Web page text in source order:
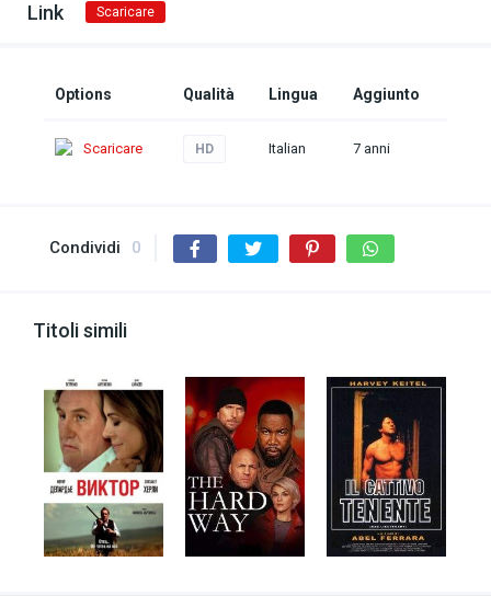
Link Scaricare
Options Qualità Lingua Aggiunto
Scaricare HD Italian 7 anni
Condividi 0
Titoli simili